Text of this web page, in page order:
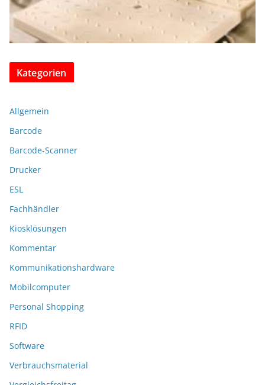
Kategorien
Allgemein
Barcode
Barcode-Scanner
Drucker
ESL
Fachhändler
Kiosklösungen
Kommentar
Kommunikationshardware
Mobilcomputer
Personal Shopping
RFID
Software
Verbrauchsmaterial